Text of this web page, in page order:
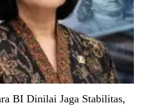
BI Dinilai Jaga Stabilitas,